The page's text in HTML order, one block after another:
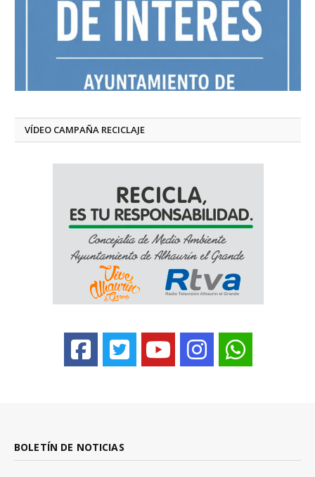
VÍDEO CAMPAÑA RECICLAJE
BOLETÍN DE NOTICIAS